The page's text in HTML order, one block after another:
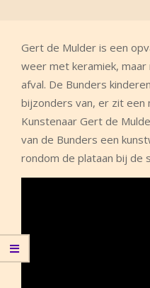
Gert de Mulder is een
weer met keramiek,
afval. De Bunders
bijzonders van, er zit een
Kunstenaar Gert de
van de Bunders een
rondom de plataan bij de